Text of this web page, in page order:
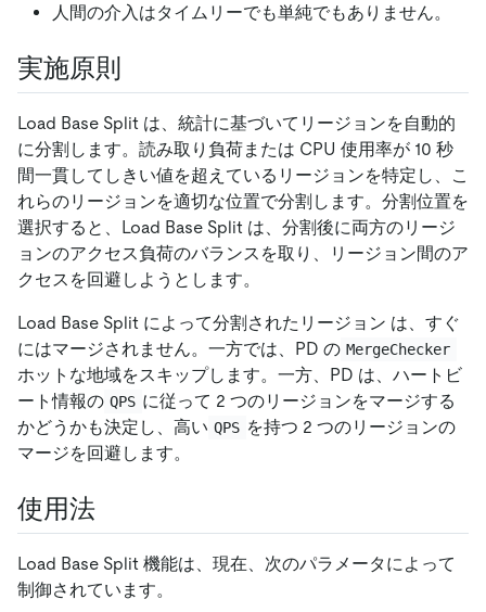
人間の介入はタイムリーでも単純でもありません。
実施原則
Load Base Split は、統計に基づいてリージョンを自動的
に分割します。読み取り負荷または CPU 使用率が 10 秒
間一貫してしきい値を超えているリージョンを特定し、こ
れらのリージョンを適切な位置で分割します。分割位置を
選択すると、Load Base Split は、分割後に両方のリージ
ョンのアクセス負荷のバランスを取り、リージョン間のア
クセスを回避しようとします。
Load Base Split によって分割されたリージョン は、すぐ
にはマージされません。一方では、PD の MergeChecker
ホットな地域をスキップします。一方、PD は、ハートビ
ート情報の QPS に従って 2 つのリージョンをマージする
かどうかも決定し、高い QPS を持つ 2 つのリージョンの
マージを回避します。
使用法
Load Base Split 機能は、現在、次のパラメータによって
制御されています。